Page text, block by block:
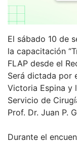
El sábado 10 de
la capacitación
FLAP desde el
Será dictada por
Victoria Espina y
Servicio de
Prof. Dr. Juan P.
Durante el